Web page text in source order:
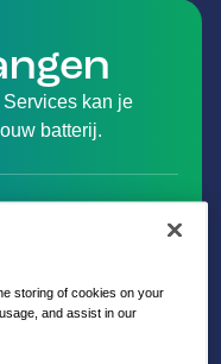
kan je
batterij.
storing of cookies on your
and assist in our